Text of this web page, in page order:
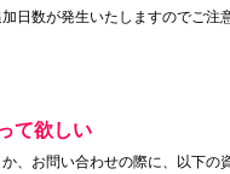
日数が発生いたしますのでご注
て欲しい
、お問い合わせの際に、以下の